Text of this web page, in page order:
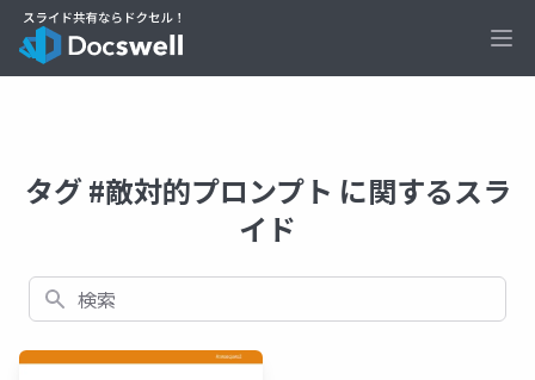
タグ #敵対的プロンプト に関するスラ
イド
検索